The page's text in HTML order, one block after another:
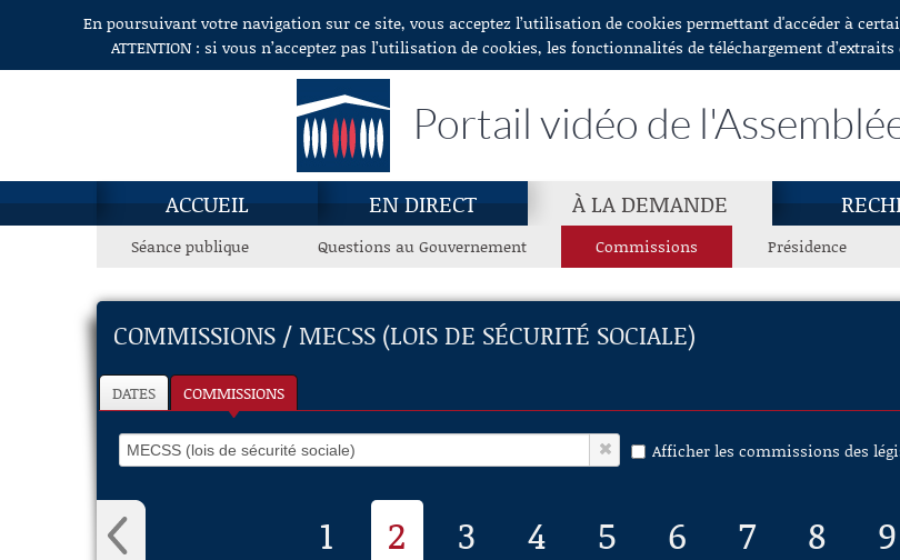
Aller au contenuEn poursuivant votre navigation sur ce site, vous acceptez l’utilisation de cookies permettant d'accéder à
ATTENTION : si vous n’acceptez pas l’utilisation de cookies, les fonctionnalités de téléchargement
Portail vidéo de
ACCUEIL EN DIRECT À LA DEMANDE
Séance publique Questions au Gouvernement Commissions Présidence
COMMISSIONS / MECSS (LOIS DE SÉCURITÉ SOCIALE)
DATES COMMISSIONS
Afficher les commissions des
1 2 3 4 5 6 7 8 9